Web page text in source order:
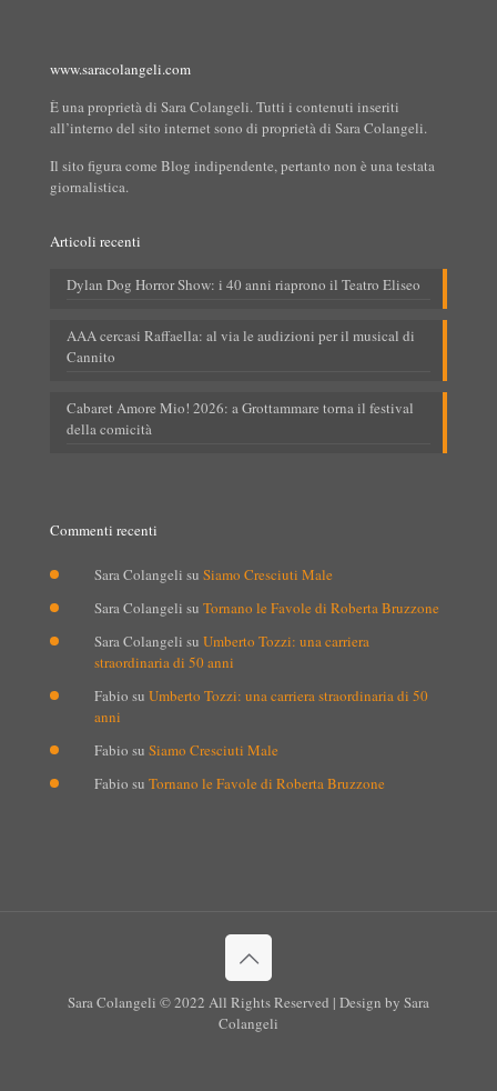
www.saracolangeli.com
È una proprietà di Sara Colangeli. Tutti i contenuti inseriti
all’interno del sito internet sono di proprietà di Sara Colangeli.
Il sito figura come Blog indipendente, pertanto non è una testata
giornalistica.
Articoli recenti
Dylan Dog Horror Show: i 40 anni riaprono il Teatro Eliseo
AAA cercasi Raffaella: al via le audizioni per il musical di
Cannito
Cabaret Amore Mio! 2026: a Grottammare torna il festival
della comicità
Commenti recenti
Sara Colangeli su Siamo Cresciuti Male
Sara Colangeli su Tornano le Favole di Roberta Bruzzone
Sara Colangeli su Umberto Tozzi: una carriera
straordinaria di 50 anni
Fabio su Umberto Tozzi: una carriera straordinaria di 50
anni
Fabio su Siamo Cresciuti Male
Fabio su Tornano le Favole di Roberta Bruzzone
Sara Colangeli © 2022 All Rights Reserved | Design by Sara
Colangeli